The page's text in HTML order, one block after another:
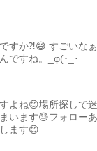
すか⁈😅 すごいなぁ
ですね。_φ(･_･
よね😊場所探しで迷
います😓フォローあ
ます😊